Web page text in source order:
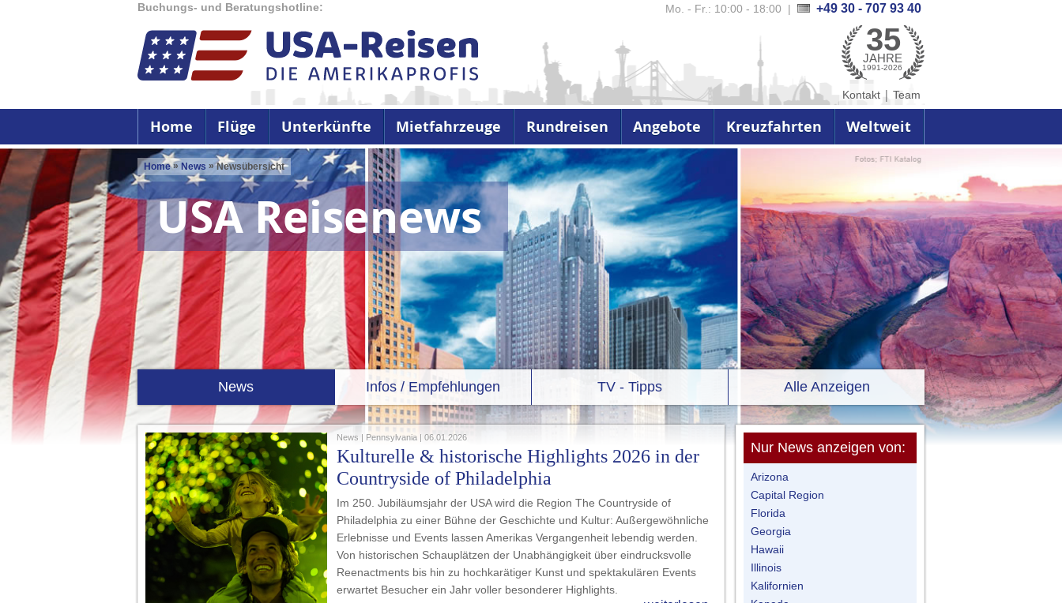
Buchungs- und Beratungshotline: Mo. - Fr.: 10:00 - 18:00 | +49 30 - 707 93 40
35
JAHRE
1991-2026
Kontakt | Team
Home Flüge Unterkünfte Mietfahrzeuge Rundreisen Angebote Kreuzfahrten Weltweit
USA Reisenews
Home » News »Newsübersicht
News Infos / Empfehlungen TV - Tipps Alle Anzeigen
News | Pennsylvania | 06.01.2026
Kulturelle & historische Highlights 2026 in der
Countryside of Philadelphia
Im 250. Jubiläumsjahr der USA wird die Region The Countryside of
Philadelphia zu einer Bühne der Geschichte und Kultur: Außergewöhnliche
Erlebnisse und Events lassen Amerikas Vergangenheit lebendig werden.
Von historischen Schauplätzen der Unabhängigkeit über eindrucksvolle
Reenactments bis hin zu hochkarätiger Kunst und spektakulären Events
erwartet Besucher ein Jahr voller besonderer Highlights.
Nur News anzeigen von:
Arizona
Capital Region
Florida
Georgia
Hawaii
Illinois
Kalifornien